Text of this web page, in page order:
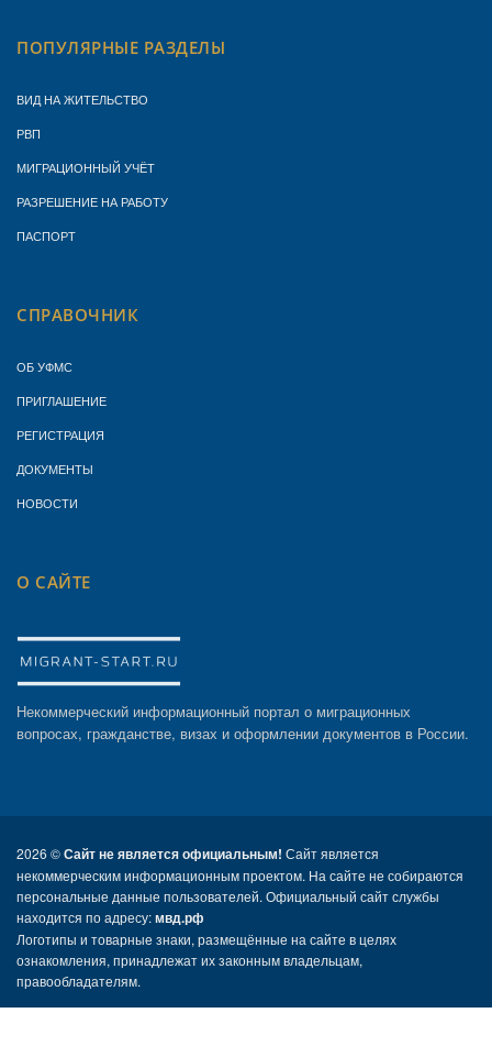
ПОПУЛЯРНЫЕ РАЗДЕЛЫ
ВИД НА ЖИТЕЛЬСТВО
РВП
МИГРАЦИОННЫЙ УЧЁТ
РАЗРЕШЕНИЕ НА РАБОТУ
ПАСПОРТ
СПРАВОЧНИК
ОБ УФМС
ПРИГЛАШЕНИЕ
РЕГИСТРАЦИЯ
ДОКУМЕНТЫ
НОВОСТИ
О САЙТЕ
Некоммерческий информационный портал о миграционных
вопросах, гражданстве, визах и оформлении документов в России.
2026 ©Сайт не является официальным! Сайт является
некоммерческим информационным проектом. На сайте не собираются
персональные данные пользователей. Официальный сайт службы
находится по адресу:мвд.рф
Логотипы и товарные знаки, размещённые на сайте в целях
ознакомления, принадлежат их законным владельцам,
правообладателям.